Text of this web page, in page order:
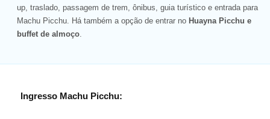
up, traslado, passagem de trem, ônibus, guia turístico e entrada para
Machu Picchu. Há também a opção de entrar no Huayna Picchu e
buffet de almoço.
Ingresso Machu Picchu: